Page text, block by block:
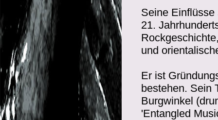
Seine
21.
und
Er ist
bestehen. Sein
Burgwinkel
'Entangled